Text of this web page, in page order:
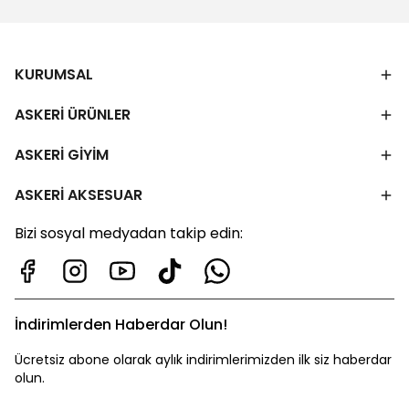
KURUMSAL
ASKERİ ÜRÜNLER
ASKERİ GİYİM
ASKERİ AKSESUAR
Bizi sosyal medyadan takip edin:
İndirimlerden Haberdar Olun!
Ücretsiz abone olarak aylık indirimlerimizden ilk siz haberdar
olun.